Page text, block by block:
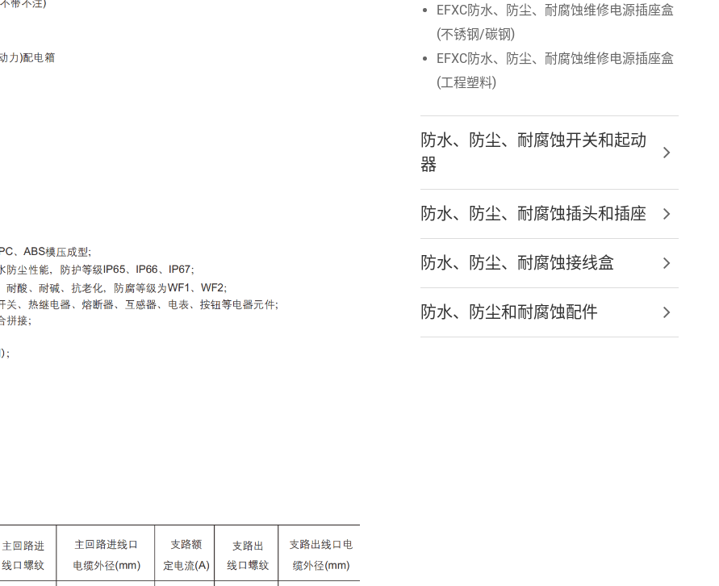
EFXC防水、防尘、耐腐蚀维修电源插座盒
(不锈钢/碳钢)
EFXC防水、防尘、耐腐蚀维修电源插座盒
(工程塑料)
防水、防尘、耐腐蚀开关和起动
器
防水、防尘、耐腐蚀插头和插座
防水、防尘、耐腐蚀接线盒
防水、防尘和耐腐蚀配件